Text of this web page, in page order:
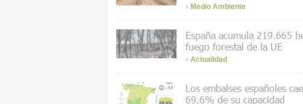
Medio Ambiente
España acumula 219.665
fuego forestal de la UE
Actualidad
Los embalses españoles
69,6% de su capacidad